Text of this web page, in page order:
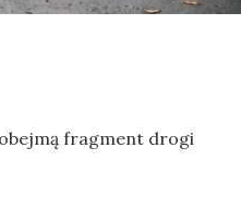
fragment drogi